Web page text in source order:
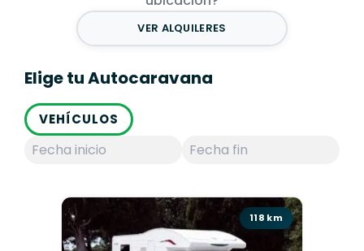
VER ALQUILERES
Elige tu Autocaravana
VEHÍCULOS
118 km